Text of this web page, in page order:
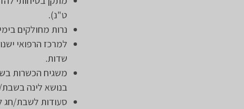
ט"נ).
נרות מחולקים
למרכז הרפואי
שדות.
בנושא לינה
סעודות לשבת/חג